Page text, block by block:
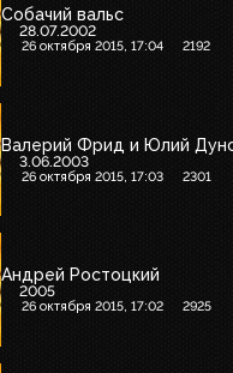
Собачий вальс
28.07.2002
26 октября 2015, 17:04 2192
Валерий Фрид и Юлий
3.06.2003
26 октября 2015, 17:03 2301
Андрей Ростоцкий
2005
26 октября 2015, 17:02 2925